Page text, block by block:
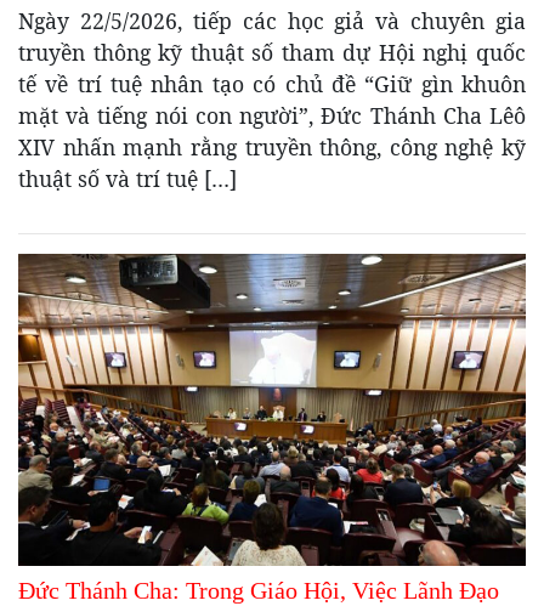
Ngày 22/5/2026, tiếp các học giả và chuyên gia
truyền thông kỹ thuật số tham dự Hội nghị quốc
tế về trí tuệ nhân tạo có chủ đề “Giữ gìn khuôn
mặt và tiếng nói con người”, Đức Thánh Cha Lêô
XIV nhấn mạnh rằng truyền thông, công nghệ kỹ
thuật số và trí tuệ […]
Đức Thánh Cha: Trong Giáo Hội, Việc Lãnh Đạo